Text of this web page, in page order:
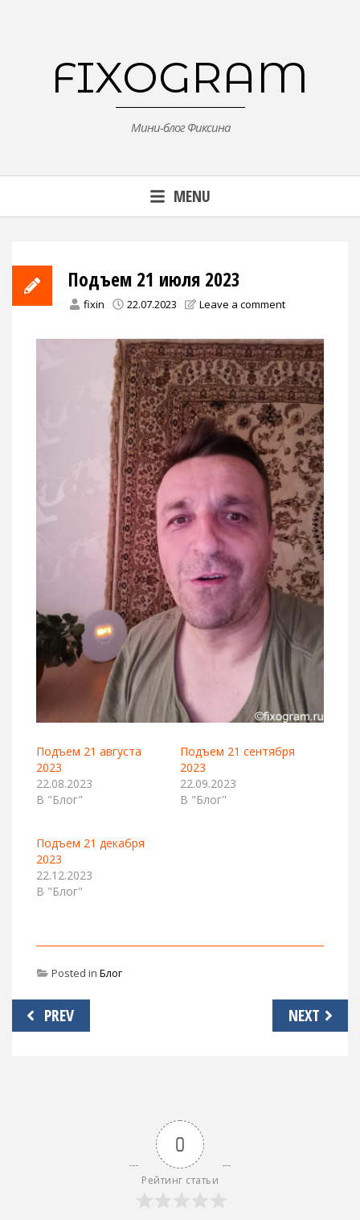
FIXOGRAM
Мини-блог Фиксина
MENU
Подъем 21 июля 2023
fixin 22.07.2023 Leave a comment
Подъем 21 августа
2023
22.08.2023
В "Блог"
Подъем 21 сентября
2023
22.09.2023
В "Блог"
Подъем 21 декабря
2023
22.12.2023
В "Блог"
Posted in Блог
Навигация
по
PREV NEXT
0
Рейтинг статьи